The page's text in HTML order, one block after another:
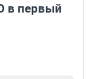
в первый